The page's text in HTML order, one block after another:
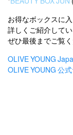
お得なボックスに
詳しくご紹介して
ぜひ最後までご覧
OLIVE YOUNG
OLIVE YOUNG 公